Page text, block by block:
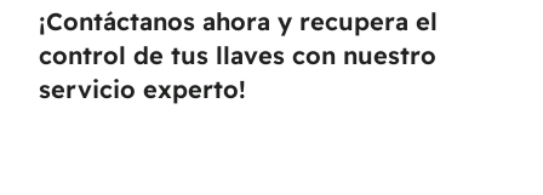
¡Contáctanos ahora y recupera el
control de tus llaves con nuestro
servicio experto!